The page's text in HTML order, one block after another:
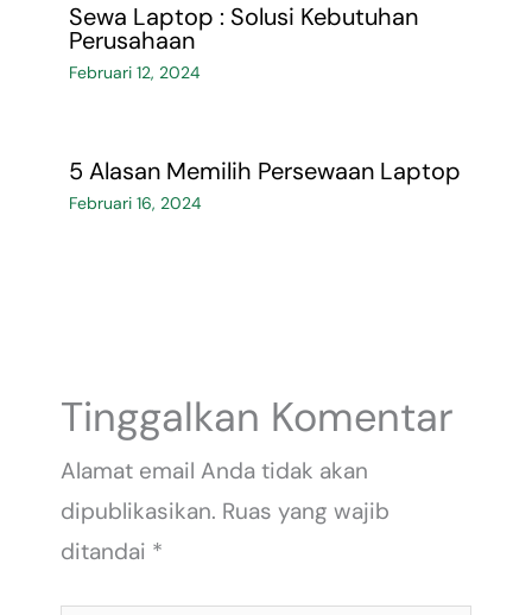
Sewa Laptop : Solusi Kebutuhan
Perusahaan
Februari 12, 2024
5 Alasan Memilih Persewaan Laptop
Februari 16, 2024
Tinggalkan Komentar
Alamat email Anda tidak akan
dipublikasikan. Ruas yang wajib
ditandai *